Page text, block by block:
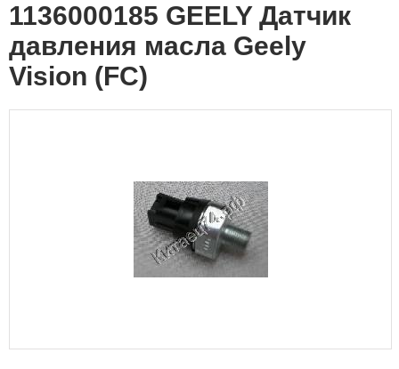
1136000185 GEELY Датчик
давления масла Geely
Vision (FC)